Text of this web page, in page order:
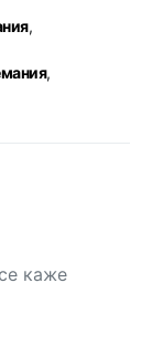
,
,
каже